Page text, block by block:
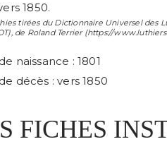
1850.
tirées du Dictionnaire Universel des
), de Roland Terrier(https://
naissance : 1801
décès : vers 1850
FICHES